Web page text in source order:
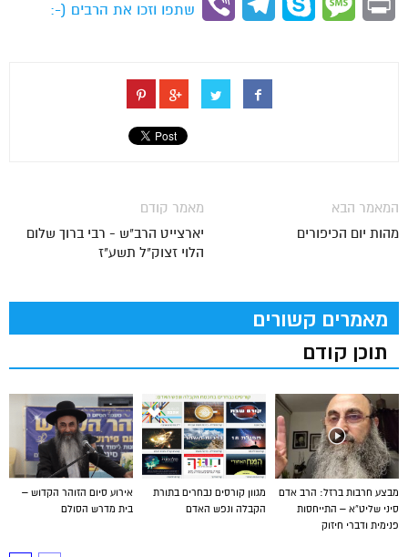
Print
Message
Skype
Telegram
Viber
שתפו וזכו את הרבים (-:
מאמר קודם
יארצייט הרב"ש - רבי ברוך שלום
הלוי זצוק"ל תשע"ז
המאמר הבא
מהות יום הכיפורים
מאמרים קשורים
תוכן קודם
אירוע סיום הזוהר הקדוש –
בית מדרש הסולם
מגוון קורסים נבחרים בתורת
הקבלה ונפש האדם
מבצע חרבות ברזל: הרב אדם
סיני שליט”א – התייחסות
פנימית ודברי חיזוק